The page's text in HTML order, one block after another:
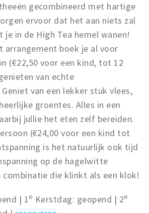
gecombineerd met hartige
ervoor dat het aan niets zal
je in de High Tea hemel wanen!
arrangement boek je al voor
(€22,50 voor een kind, tot 12
van echte
van een lekker stuk vlees,
groentes. Alles in een
jullie het eten zelf bereiden.
(€24,00 voor een kind tot
is het natuurlijk ook tijd
op de hagelwitte
combinatie die klinkt als een klok!
| 1e Kerstdag: geopend | 2e